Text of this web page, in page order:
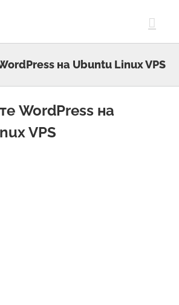
на Ubuntu Linux VPS
WordPress на
VPS